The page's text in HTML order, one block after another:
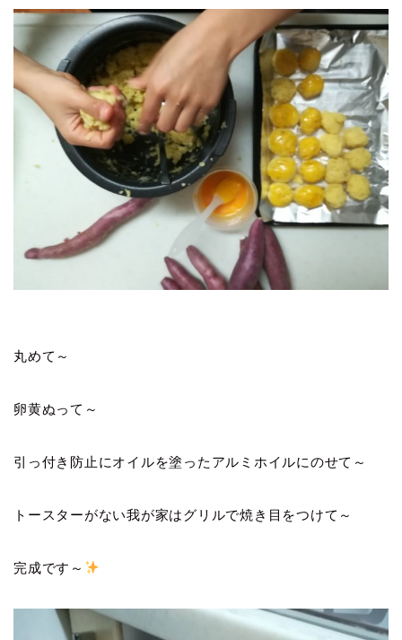
丸めて～
卵黄ぬって～
引っ付き防止にオイルを塗ったアルミホイルにのせて～
トースターがない我が家はグリルで焼き目をつけて～
完成です～